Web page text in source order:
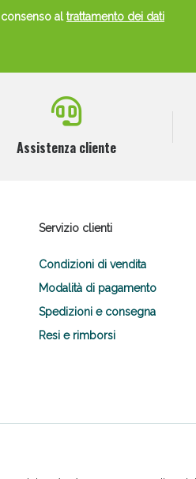
al trattamento dei dati
Assistenza cliente
Servizio clienti
Condizioni di vendita
Modalità di pagamento
Spedizioni e consegna
Resi e rimborsi
Oggi